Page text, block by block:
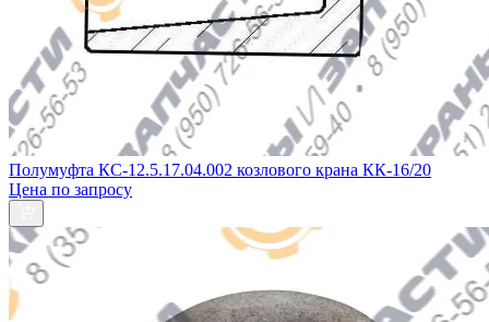
Полумуфта КС-12.5.17.04.002 козлового крана КК-16/20
Цена по запросу